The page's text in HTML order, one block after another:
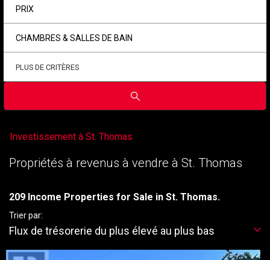
PRIX
CHAMBRES & SALLES DE BAIN
PLUS DE CRITÈRES
Soumettre
Investissement à St. Thomas
Propriétés à revenus à vendre à St. Thomas
209 Income Properties for Sale in St. Thomas.
Trier par:
Flux de trésorerie du plus élevé au plus bas